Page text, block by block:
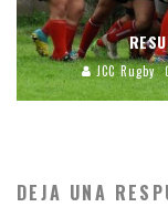
JCC Rugby
DEJA UNA